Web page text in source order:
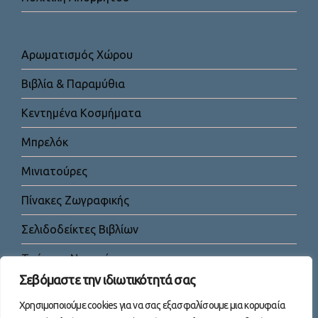
Σεβόμαστε την ιδιωτικότητά σας
Χρησιμοποιούμε cookies για να σας εξασφαλίσουμε μια κορυφαία
Αρωματισμός Χώρου
Βιβλία & Παραμύθια
Κεντημένα Κοσμήματα
Μπρελόκ
Μινιατούρες
Πίνακες Ζωγραφικής
Σελιδοδείκτες Βιβλίων
Τσάντες-Νεσεσέρ